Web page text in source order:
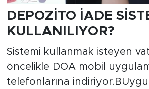
DEPOZİTO İADE
KULLANILIYOR?
Sistemi kullanmak isteyen
öncelikle DOA mobil
telefonlarına